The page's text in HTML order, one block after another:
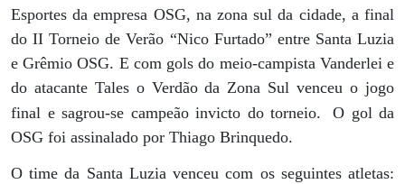
Esportes da empresa OSG, na zona sul da cidade, a final
do II Torneio de Verão “Nico Furtado” entre Santa Luzia
e Grêmio OSG. E com gols do meio-campista Vanderlei e
do atacante Tales o Verdão da Zona Sul venceu o jogo
final e sagrou-se campeão invicto do torneio.
O gol da
OSG foi assinalado por Thiago Brinquedo.
O time da Santa Luzia venceu com os seguintes atletas: